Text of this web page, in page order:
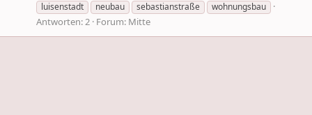
luisenstadt
neubau sebastianstraße wohnungsbau
Antworten: 2 Forum: Mitte